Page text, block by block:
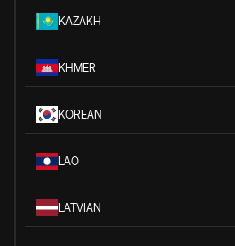
KAZAKH
KHMER
KOREAN
LAO
LATVIAN